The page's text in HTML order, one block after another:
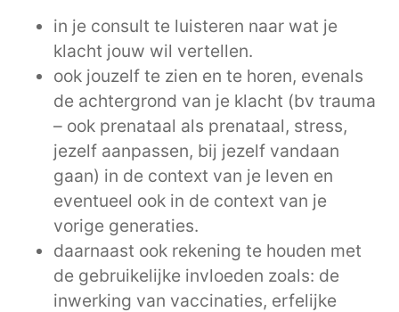
in je consult te luisteren naar wat je
klacht jouw wil vertellen.
ook jouzelf te zien en te horen, evenals
de achtergrond van je klacht (bv trauma
– ook prenataal als prenataal, stress,
jezelf aanpassen, bij jezelf vandaan
gaan) in de context van je leven en
eventueel ook in de context van je
vorige generaties.
daarnaast ook rekening te houden met
de gebruikelijke invloeden zoals: de
inwerking van vaccinaties, erfelijke